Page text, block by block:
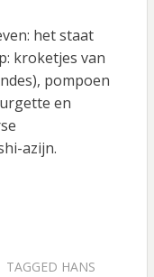
het staat
kroketjes van
pompoen
en
azijn.
TAGGED HANS